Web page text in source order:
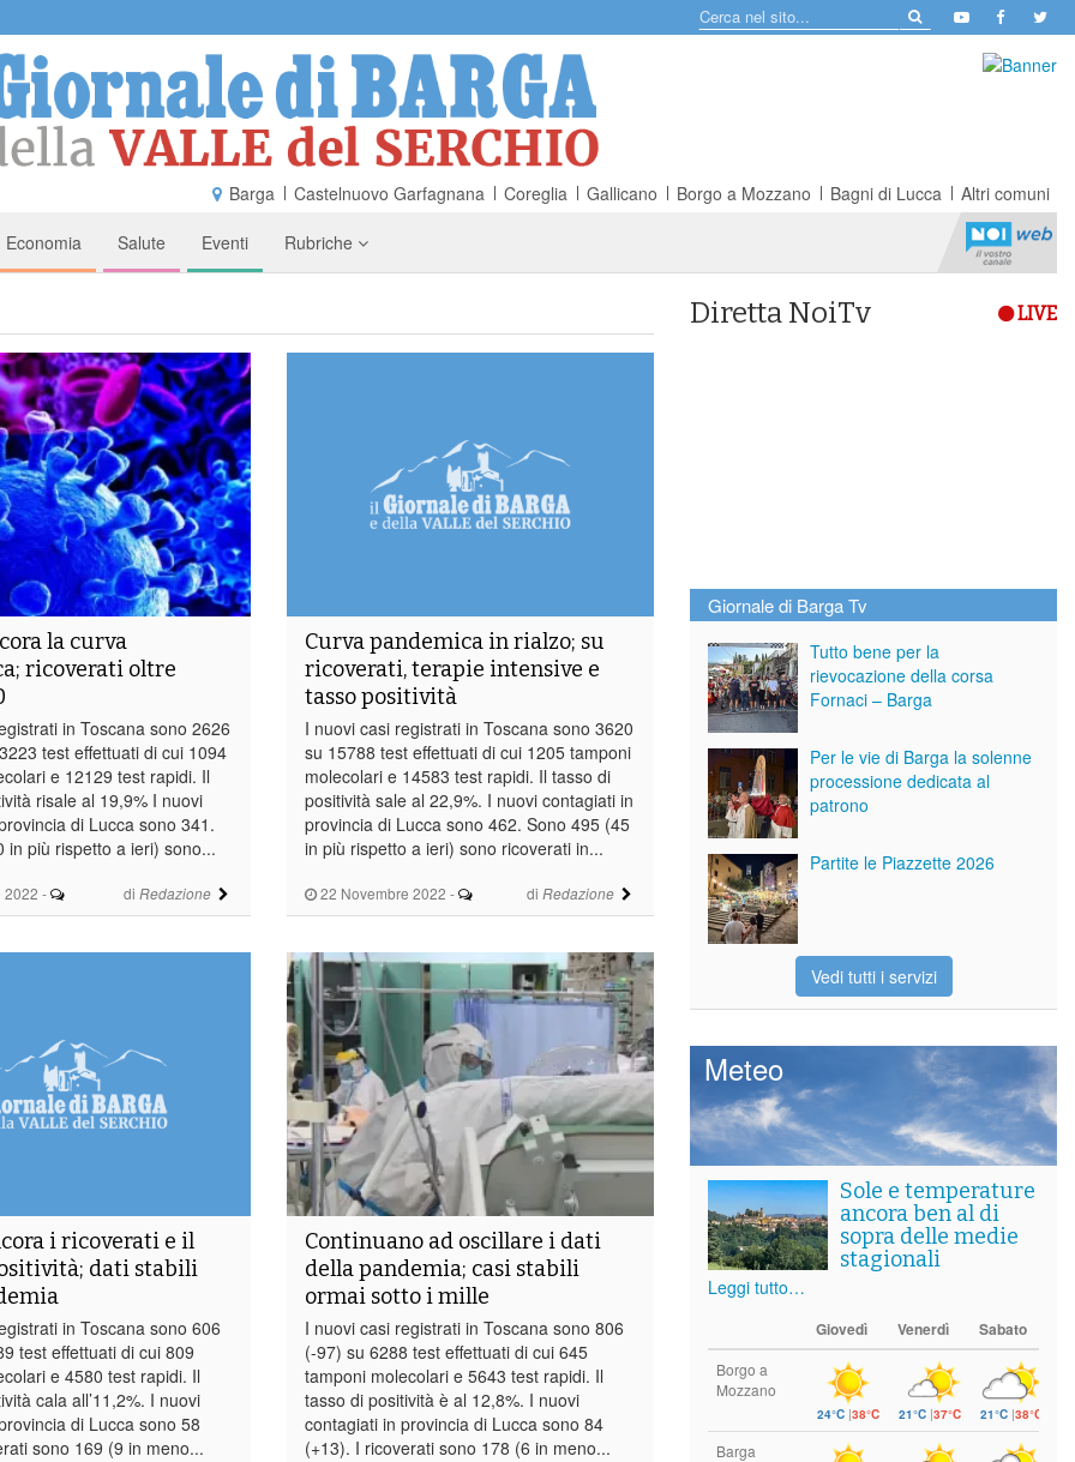
Barga Castelnuovo Garfagnana Coreglia Gallicano Borgo a Mozzano Bagni di Lucca Altri comuni
Economia Salute Eventi Rubriche
- di Redazione
la curva
ricoverati oltre
in Toscana sono 2626
test effettuati di cui 1094
e 12129 test rapidi. Il
risale al 19,9% I nuovi
di Lucca sono 341.
in più rispetto a ieri) sono...
22 Novembre 2022 - di Redazione
Curva pandemica in rialzo; su
ricoverati, terapie intensive e
tasso positività
I nuovi casi registrati in Toscana sono 3620
su 15788 test effettuati di cui 1205 tamponi
molecolari e 14583 test rapidi. Il tasso di
positività sale al 22,9%. I nuovi contagiati in
provincia di Lucca sono 462. Sono 495 (45
in più rispetto a ieri) sono ricoverati in...
i ricoverati e il
dati stabili
in Toscana sono 606
test effettuati di cui 809
e 4580 test rapidi. Il
cala all’11,2%. I nuovi
di Lucca sono 58
sono 169 (9 in meno...
Continuano ad oscillare i dati
della pandemia; casi stabili
ormai sotto i mille
I nuovi casi registrati in Toscana sono 806
(-97) su 6288 test effettuati di cui 645
tamponi molecolari e 5643 test rapidi. Il
tasso di positività è al 12,8%. I nuovi
contagiati in provincia di Lucca sono 84
(+13). I ricoverati sono 178 (6 in meno...
Diretta NoiTv LIVE
Giornale di Barga Tv
Tutto bene per la
rievocazione della corsa
Fornaci – Barga
Per le vie di Barga la solenne
processione dedicata al
patrono
Partite le Piazzette 2026
Vedi tutti i servizi
Meteo
Sole e temperature
ancora ben al di
sopra delle medie
stagionali
Leggi tutto…
Giovedì Venerdì Sabato
Borgo a
Mozzano
24°C |38°C 21°C |37°C 21°C |38°C
Barga